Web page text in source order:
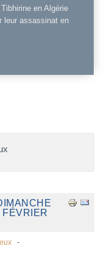
en Algérie
leur assassinat en